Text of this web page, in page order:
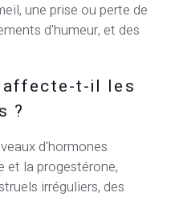
une prise ou perte de
d'humeur, et des
affecte-t-il les
?
d'hormones
et la progestérone,
irréguliers, des